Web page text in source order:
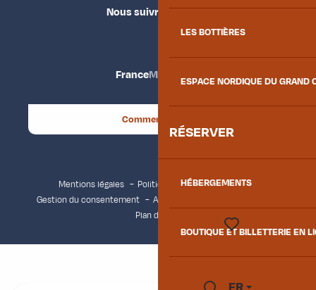
LES BOTTIÈRES
ESPACE NORDIQUE DU GRAND
RÉSERVER
HÉBERGEMENTS
BOUTIQUE ET BILLETTERIE EN
Nous suivre
FranceMaurienne
Comment venir ?
Mentions légales
Politique de confidentialité
Gestion du consentement
Accessibilité : non conforme
Plan du site